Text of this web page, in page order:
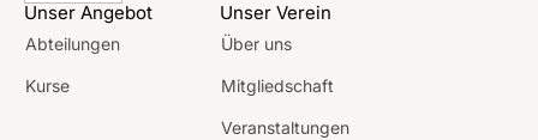
Unser Angebot
Abteilungen
Kurse
Unser Verein
Über uns
Mitgliedschaft
Veranstaltungen